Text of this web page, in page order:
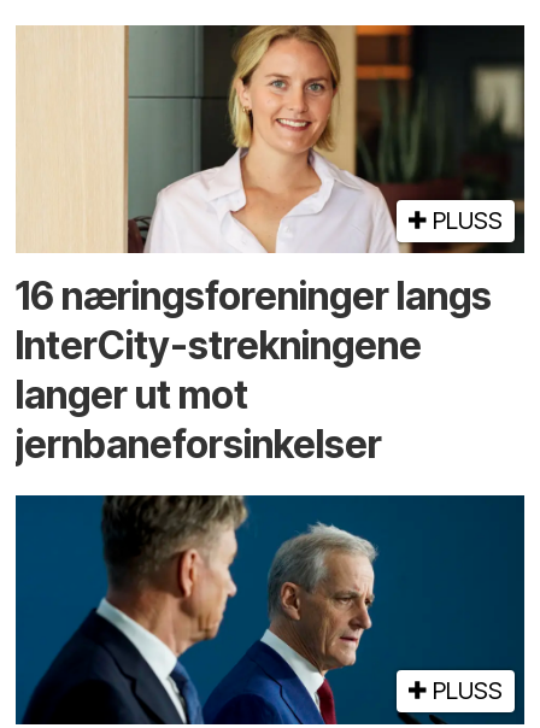
PLUSS
16 næringsforeninger langs
InterCity-strekningene
langer ut mot
jernbaneforsinkelser
PLUSS